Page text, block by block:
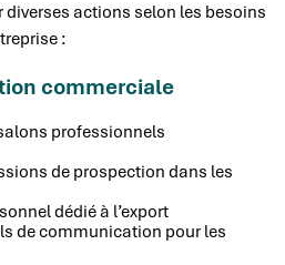
actions selon les besoins
:
commerciale
professionnels
de prospection dans les
dédié à l’export
de communication pour les